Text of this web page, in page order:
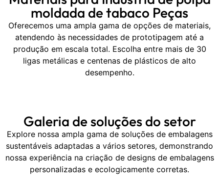
moldada de tabaco Peças
Oferecemos uma ampla gama de opções de materiais,
atendendo às necessidades de prototipagem até a
produção em escala total. Escolha entre mais de 30
ligas metálicas e centenas de plásticos de alto
desempenho.
Galeria de soluções do setor
Explore nossa ampla gama de soluções de embalagens
sustentáveis adaptadas a vários setores, demonstrando
nossa experiência na criação de designs de embalagens
personalizadas e ecologicamente corretas.